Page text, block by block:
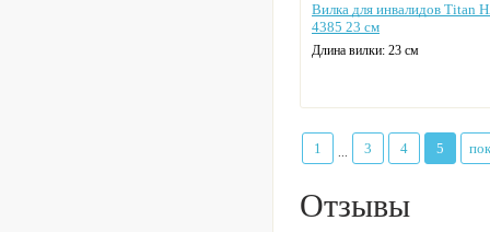
Вилка для инвалидов Titan
4385 23 см
Длина вилки: 23 см
1 3 4 5
Отзывы